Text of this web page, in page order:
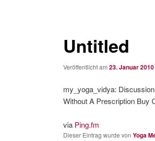
Untitled
Veröffentlicht am 23. Januar 2010
my_yoga_vidya:
Without A Prescription Buy
via Ping.fm
Dieser Eintrag wurde von Yoga